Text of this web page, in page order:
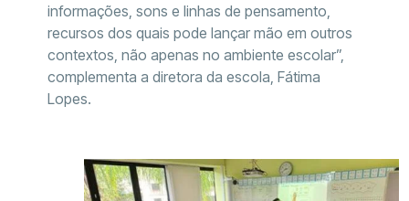
informações, sons e linhas de pensamento,
recursos dos quais pode lançar mão em outros
contextos, não apenas no ambiente escolar”,
complementa a diretora da escola, Fátima
Lopes.